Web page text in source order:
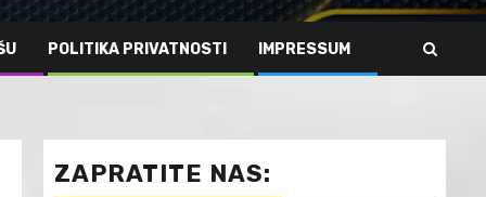
POLITIKA PRIVATNOSTI IMPRESSUM
ZAPRATITE NAS: